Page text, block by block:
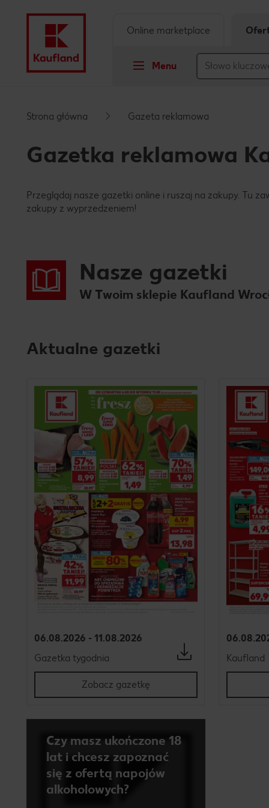
Pływający pasek boczny
Menu
Online marketplace
Strona główna Gazeta reklamowa
Gazetka reklamowa
Przeglądaj nasze gazetki online i ruszaj na zakupy. Tu
zakupy z wyprzedzeniem!
Nasze gazetki
W Twoim sklepie Kaufland
Aktualne gazetki
06.08.2026 - 11.08.2026
Gazetka tygodnia
Zobacz gazetkę
Kaufland
Czy masz ukończone 18
lat i chcesz zapoznać
się z ofertą napojów
alkoholowych?